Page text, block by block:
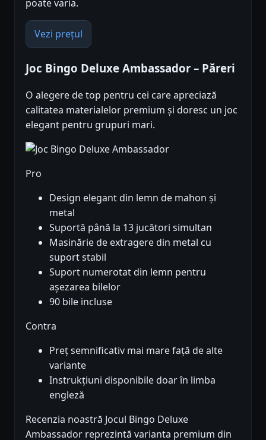
poate varia.
Vezi prețul
Joc Bingo Deluxe Ambassador – Păreri
O alegere de top pentru cei care apreciază
calitatea materialelor premium și doresc un joc
elegant pentru grupuri mari.
Pro
Design elegant din lemn de mahon și
metal
Suportă până la 13 jucători simultan
Masinărie de extragere din metal cu
suport stabil
Suport numerotat din lemn pentru
așezarea bilelor
90 bile incluse
Contra
Preț semnificativ mai mare față de alte
variante
Instrukțiuni disponibile doar în limba
engleză
Recenzia noastră Jocul Bingo Deluxe
Ambassador reprezintă varianta premium din